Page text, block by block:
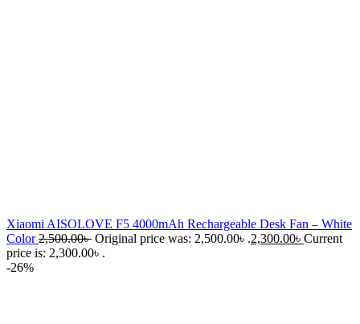
Xiaomi AISOLOVE F5 4000mAh Rechargeable Desk Fan – White
Color2,500.00৳ Original price was: 2,500.00৳ .2,300.00৳ Current
price is: 2,300.00৳ .
-26%